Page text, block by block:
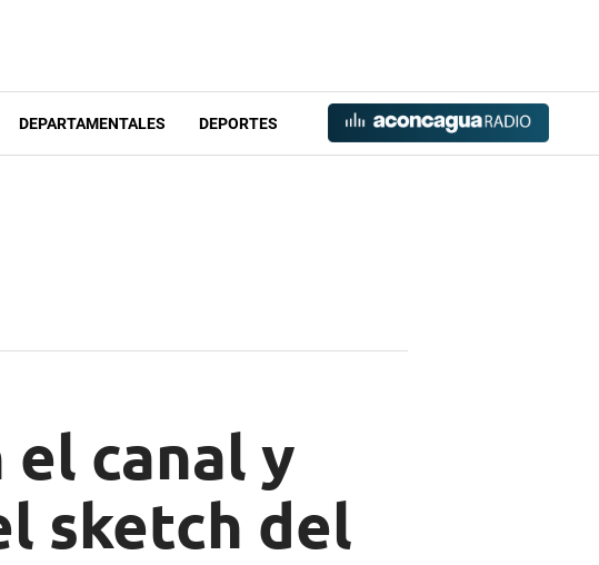
DEPARTAMENTALES DEPORTES
canal y
sketch del